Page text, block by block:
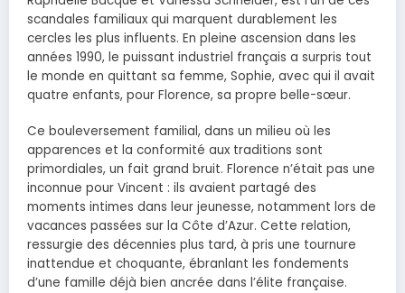
scandales familiaux qui marquent durablement les
cercles les plus influents. En pleine ascension dans les
années 1990, le puissant industriel français a surpris tout
le monde en quittant sa femme, Sophie, avec qui il avait
quatre enfants, pour Florence, sa propre belle-sœur.
Ce bouleversement familial, dans un milieu où les
apparences et la conformité aux traditions sont
primordiales, un fait grand bruit. Florence n’était pas une
inconnue pour Vincent : ils avaient partagé des
moments intimes dans leur jeunesse, notamment lors de
vacances passées sur la Côte d’Azur. Cette relation,
ressurgie des décennies plus tard, à pris une tournure
inattendue et choquante, ébranlant les fondements
d’une famille déjà bien ancrée dans l’élite française.